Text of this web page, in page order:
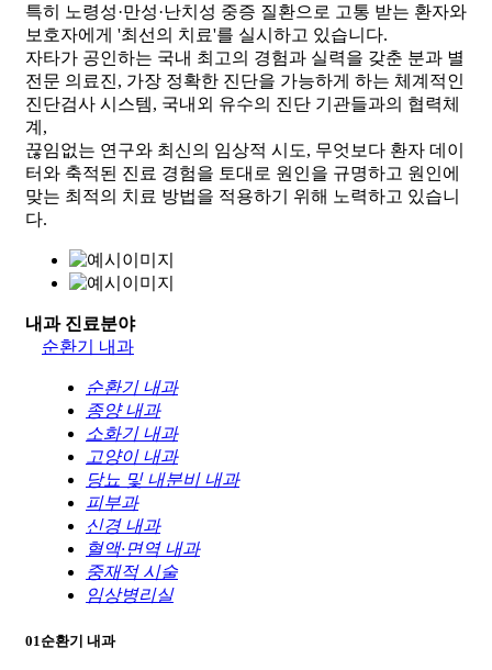
특히 노령성·만성·난치성 중증 질환으로 고통 받는 환자와
보호자에게 '최선의 치료'를 실시하고 있습니다.
자타가 공인하는 국내 최고의 경험과 실력을 갖춘 분과 별
전문 의료진, 가장 정확한 진단을 가능하게 하는 체계적인
진단검사 시스템, 국내외 유수의 진단 기관들과의 협력체
계,
끊임없는 연구와 최신의 임상적 시도, 무엇보다 환자 데이
터와 축적된 진료 경험을 토대로 원인을 규명하고 원인에
맞는 최적의 치료 방법을 적용하기 위해 노력하고 있습니
다.
내과 진료분야
순환기 내과
순환기 내과
종양 내과
소화기 내과
고양이 내과
당뇨 및 내분비 내과
피부과
신경 내과
혈액·면역 내과
중재적 시술
임상병리실
01순환기 내과